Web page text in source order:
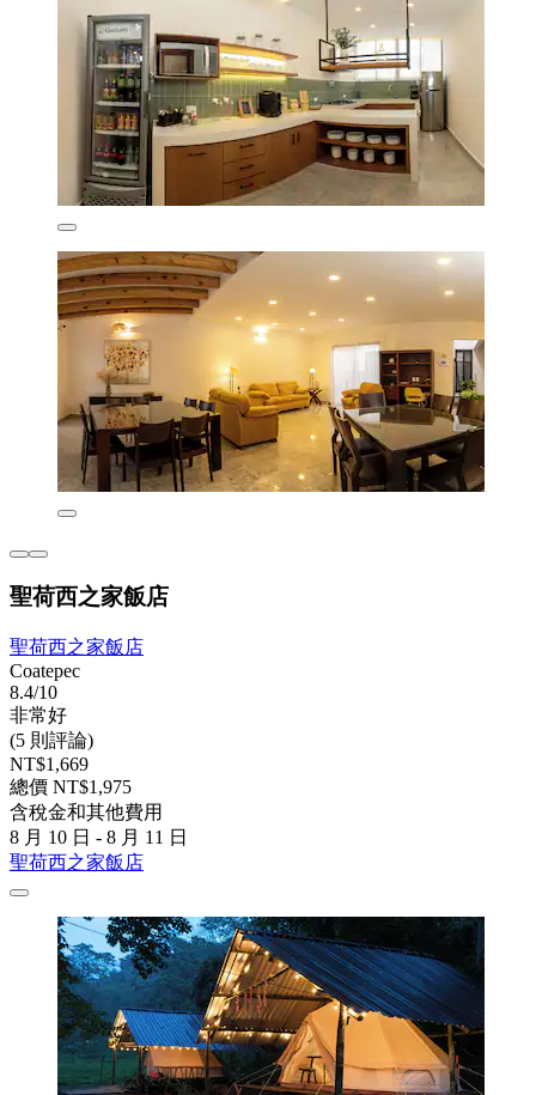
聖荷西之家飯店
聖荷西之家飯店
Coatepec
8.4/10
非常好
(5 則評論)
NT$1,669
總價 NT$1,975
含稅金和其他費用
8 月 10 日 - 8 月 11 日
聖荷西之家飯店